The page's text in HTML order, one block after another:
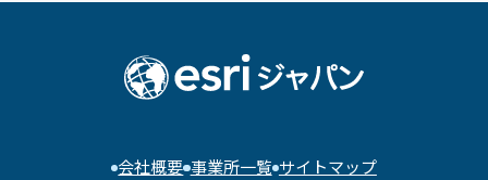
会社概要 事業所一覧 サイトマップ